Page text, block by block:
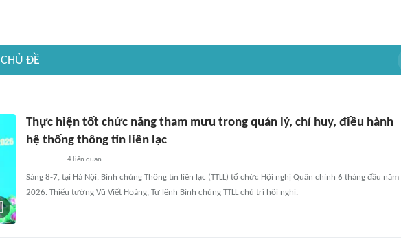
CHỦ ĐỀ
Thực hiện tốt chức năng tham mưu trong quản lý, chỉ huy, điều hành
hệ thống thông tin liên lạc
4 liên quan
Sáng 8-7, tại Hà Nội, Binh chủng Thông tin liên lạc (TTLL) tổ chức Hội nghị Quân chính 6 tháng đầu năm
2026. Thiếu tướng Vũ Viết Hoàng, Tư lệnh Binh chủng TTLL chủ trì hội nghị.